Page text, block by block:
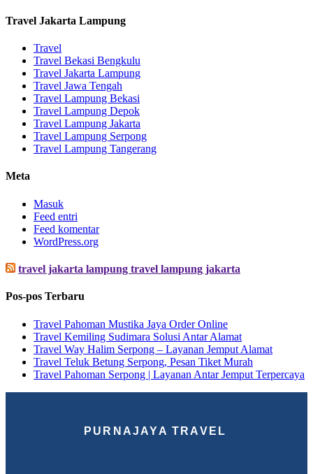
Travel Jakarta Lampung
Travel
Travel Bekasi Bengkulu
Travel Jakarta Lampung
Travel Jawa Tengah
Travel Lampung Bekasi
Travel Lampung Depok
Travel Lampung Jakarta
Travel Lampung Serpong
Travel Lampung Tangerang
Meta
Masuk
Feed entri
Feed komentar
WordPress.org
travel jakarta lampung travel lampung jakarta
Pos-pos Terbaru
Travel Pahoman Mustika Jaya Order Online
Travel Kemiling Sudimara Solusi Antar Alamat
Travel Way Halim Serpong – Layanan Jemput Alamat
Travel Teluk Betung Serpong, Pesan Tiket Murah
Travel Pahoman Serpong | Layanan Antar Jemput Terpercaya
PURNAJAYA TRAVEL